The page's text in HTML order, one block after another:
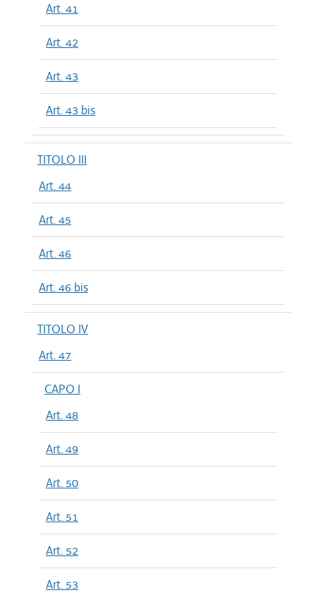
Art. 41
Art. 42
Art. 43
Art. 43 bis
TITOLO III
Art. 44
Art. 45
Art. 46
Art. 46 bis
TITOLO IV
Art. 47
CAPO I
Art. 48
Art. 49
Art. 50
Art. 51
Art. 52
Art. 53